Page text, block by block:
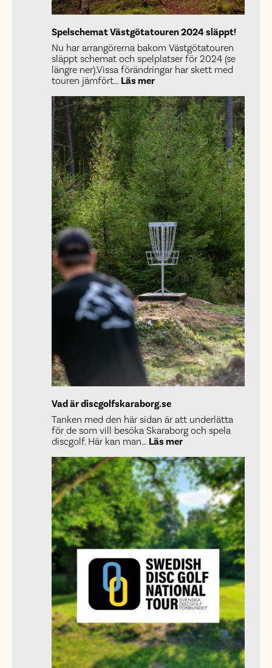
Spelschemat Västgötatouren 2024 släppt!
Nu har arrangörerna bakom Västgötatouren
släppt schemat och spelplatser för 2024 (se
längre ner).Vissa förändringar har skett med
touren jämfört… Läs mer:
Västgötatouren
2024
släppt!
Vad är discgolfskaraborg.se
Tanken med den här sidan är att underlätta
för de som vill besöka Skaraborg och spela
discgolf. Här kan man… Läs mer:
är
discgolfskaraborg.se